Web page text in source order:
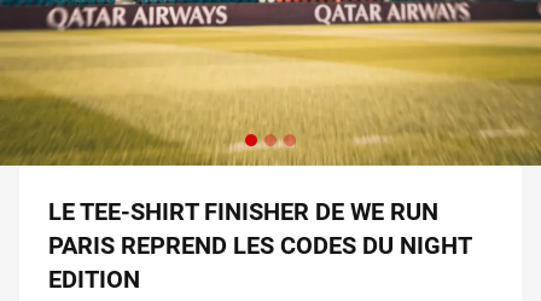
LE TEE-SHIRT FINISHER DE WE RUN
PARIS REPREND LES CODES DU NIGHT
EDITION